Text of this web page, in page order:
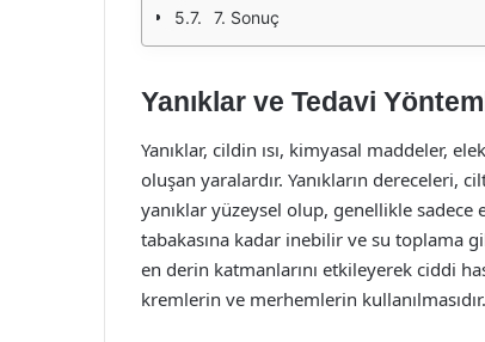
7. Sonuç
Yanıklar ve Tedavi
Yanıklar, cildin ısı, kimyasal maddeler,
oluşan yaralardır. Yanıkların dereceleri,
yanıklar yüzeysel olup, genellikle sadece
tabakasına kadar inebilir ve su toplama
en derin katmanlarını etkileyerek ciddi
kremlerin ve merhemlerin kullanılmasıdır.